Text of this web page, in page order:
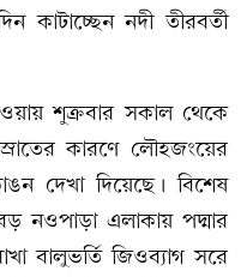
কাটাচ্ছেন নদী তীরবর্তী
শুক্রবার সকাল থেকে
কারণে লৌহজংয়ের
দেখা দিয়েছে। বিশেষ
নওপাড়া এলাকায় পদ্মার
বালুভর্তি জিওব্যাগ সরে